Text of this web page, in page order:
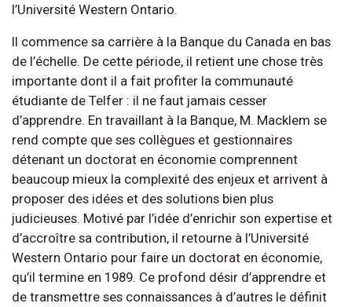
l’Université Western Ontario.
Il commence sa carrière à la Banque du Canada en bas
de l’échelle. De cette période, il retient une chose très
importante dont il a fait profiter la communauté
étudiante de Telfer : il ne faut jamais cesser
d’apprendre. En travaillant à la Banque, M. Macklem se
rend compte que ses collègues et gestionnaires
détenant un doctorat en économie comprennent
beaucoup mieux la complexité des enjeux et arrivent à
proposer des idées et des solutions bien plus
judicieuses. Motivé par l’idée d’enrichir son expertise et
d’accroître sa contribution, il retourne à l’Université
Western Ontario pour faire un doctorat en économie,
qu’il termine en 1989. Ce profond désir d’apprendre et
de transmettre ses connaissances à d’autres le définit